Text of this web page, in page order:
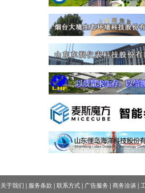
关于我们 | 服务条款 | 联系方式| 广告服务 | 商务洽谈 |